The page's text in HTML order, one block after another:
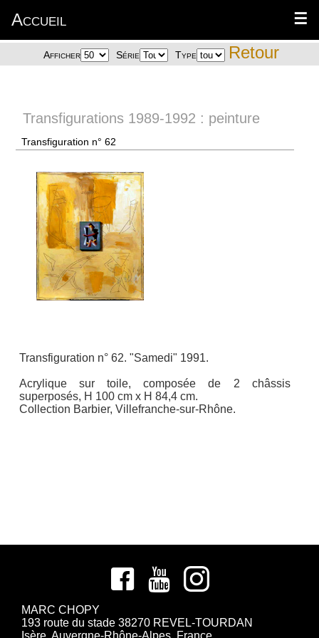
Accueil ☰
Afficher Série Type Retour
Transfigurations 1989-1992 : peinture
Transfiguration n° 62
Transfiguration n° 62. "Samedi" 1991.
Acrylique sur toile, composée de 2 châssis
superposés, H 100 cm x H 84,4 cm.
Collection Barbier, Villefranche-sur-Rhône.
MARC CHOPY
193 route du stade 38270 REVEL-TOURDAN
Isère, Auvergne-Rhône-Alpes, France